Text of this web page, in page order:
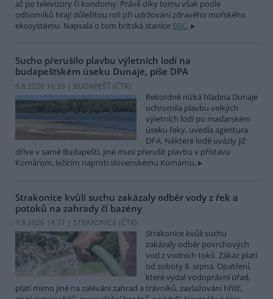
až po televizory či kondomy. Právě díky tomu však podle
odborníků hrají důležitou roli při udržování zdravého mořského
ekosystému. Napsala o tom britská stanice BBC.
Sucho přerušilo plavbu výletních lodí na
budapešťském úseku Dunaje, píše DPA
9.8.2026 16:33 | BUDAPEŠŤ (ČTK)
Rekordně nízká hladina Dunaje
ochromila plavbu velkých
výletních lodí po maďarském
úseku řeky, uvedla agentura
DPA. Některé lodě uvázly již
dříve v samé Budapešti, jiné musí přerušit plavbu v přístavu
Komárom, ležícím naproti slovenskému Komárnu.
Strakonice kvůli suchu zakázaly odběr vody z řek a
potoků na zahrady či bazény
9.8.2026 14:37 | STRAKONICE (ČTK)
Strakonice kvůli suchu
zakázaly odběr povrchových
vod z vodních toků. Zákaz platí
od soboty 8. srpna. Opatření,
které vydal vodoprávní úřad,
platí mimo jiné na zalévání zahrad a trávníků, zavlažování hřišť,